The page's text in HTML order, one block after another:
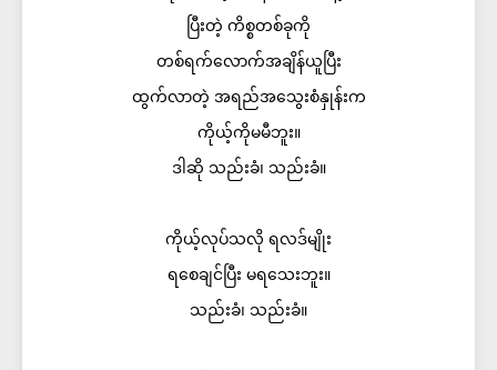
ပြီးတဲ့ ကိစ္စတစ်ခုကို
တစ်ရက်လောက်အချိန်ယူပြီး
ထွက်လာတဲ့ အရည်အသွေးစံနှုန်းက
ကိုယ့်ကိုမမီဘူး။
ဒါဆို သည်းခံ၊ သည်းခံ။
ကိုယ့်လုပ်သလို ရလဒ်မျိုး
ရစေချင်ပြီး မရသေးဘူး။
သည်းခံ၊ သည်းခံ။